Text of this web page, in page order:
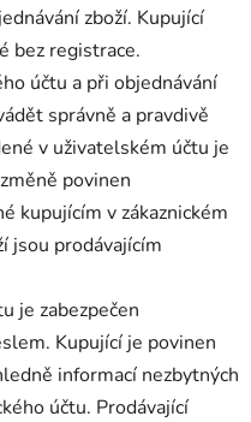
zboží. Kupující
bez registrace.
účtu a při objednávání
správně a pravdivě
v uživatelském účtu je
povinen
kupujícím v zákaznickém
jsou prodávajícím
je zabezpečen
Kupující je povinen
informací nezbytných
účtu. Prodávající